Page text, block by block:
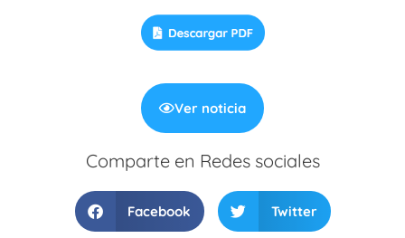
Ver noticia
Comparte en Redes sociales
Facebook Twitter